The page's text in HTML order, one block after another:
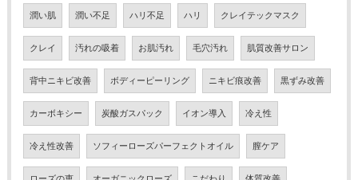
潤い肌 潤い不足 ハリ不足 ハリ クレイテックマスク
クレイ 汚れの吸着 お肌汚れ 毛穴汚れ 肌質改善サロン
背中ニキビ改善 ボディーピーリング ニキビ痕改善 黒ずみ改善
カーボキシー 炭酸ガスパック イオン導入 冷え性
冷え性改善 ソフィーローズパーフェクトオイル 膣ケア